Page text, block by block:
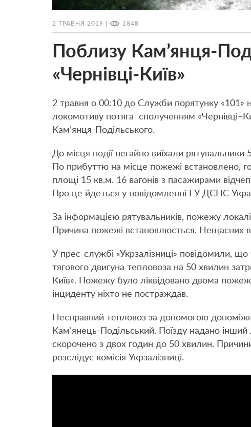
2 ТРАВНЯ 2019 | 1848
Поблизу Кам’янця-
«Чернівці-Київ»
2 травня о 00:10 до Служби порятунку
локомотиву потяга сполученням
Кам’янця-Подільського.
До місця події негайно виїхали
По прибуттю на місце пожежі встановлено,
площі 15 кв.м. 16 вагонів з пасажирами
Про це йдеться у повідомленні ГУ ДСНС
За інформацією рятувальників, пожежу
Причина пожежі встановлюється. Нещасних
У прес-службі «Укрзалізниці» повідомили, що
тягового двигуна тепловоза на 50 хвилин
Київ». Пожежу було ліквідовано двома
інциденту ніхто не постраждав.
Несправний тепловоз за допомогою
Кам’янець-Подільський. Поїзду надано
скорочено з двох годин до 50 хвилин.
розслідує комісія Укрзалізниці.